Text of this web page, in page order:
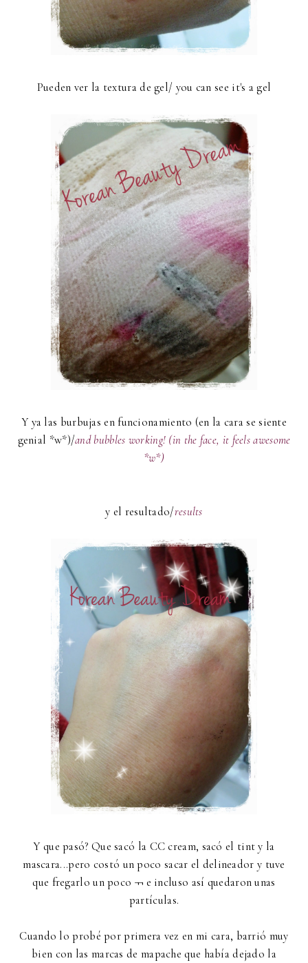
Pueden ver la textura de gel/ you can see it's a gel
Y ya las burbujas en funcionamiento (en la cara se siente
genial *w*)/and bubbles working! (in the face, it feels awesome
*w*)
y el resultado/results
Y que pasó? Que sacó la CC cream, sacó el tint y la
mascara...pero costó un poco sacar el delineador y tuve
que fregarlo un poco ¬¬ e incluso así quedaron unas
partículas.
Cuando lo probé por primera vez en mi cara, barrió muy
bien con las marcas de mapache que había dejado la